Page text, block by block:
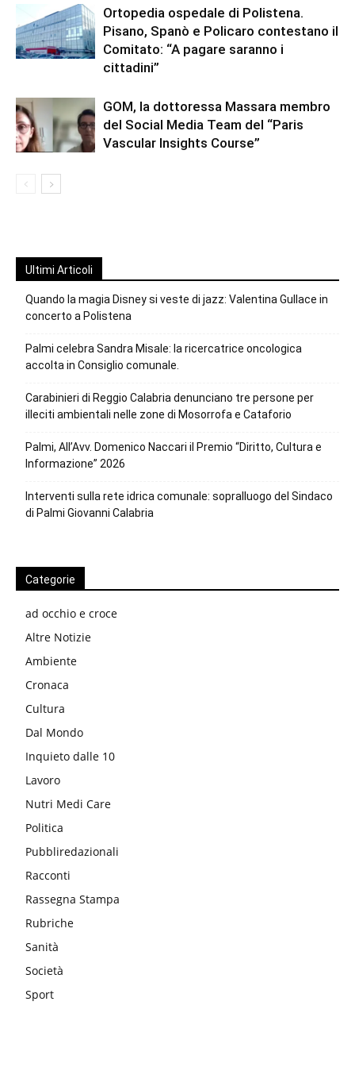
Ortopedia ospedale di Polistena.
Pisano, Spanò e Policaro contestano il
Comitato: “A pagare saranno i
cittadini”
GOM, la dottoressa Massara membro
del Social Media Team del “Paris
Vascular Insights Course”
Ultimi Articoli
Quando la magia Disney si veste di jazz: Valentina Gullace in
concerto a Polistena
Palmi celebra Sandra Misale: la ricercatrice oncologica
accolta in Consiglio comunale.
Carabinieri di Reggio Calabria denunciano tre persone per
illeciti ambientali nelle zone di Mosorrofa e Cataforio
Palmi, All’Avv. Domenico Naccari il Premio “Diritto, Cultura e
Informazione” 2026
Interventi sulla rete idrica comunale: sopralluogo del Sindaco
di Palmi Giovanni Calabria
Categorie
ad occhio e croce
Altre Notizie
Ambiente
Cronaca
Cultura
Dal Mondo
Inquieto dalle 10
Lavoro
Nutri Medi Care
Politica
Pubbliredazionali
Racconti
Rassegna Stampa
Rubriche
Sanità
Società
Sport